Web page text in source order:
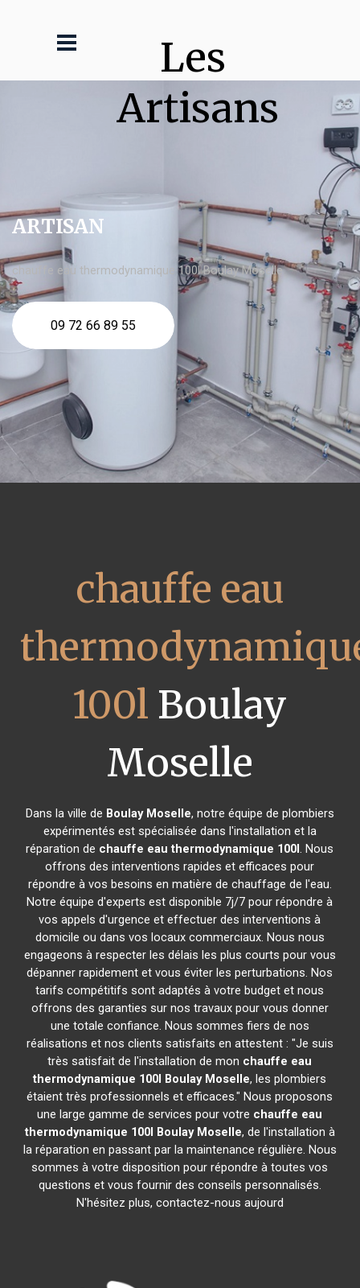
Les
Artisans
ARTISAN
chauffe eau thermodynamique 100l Boulay Moselle
09 72 66 89 55
chauffe eau
100l Boulay
Moselle
Dans la ville de Boulay Moselle, notre équipe de plombiers
expérimentés est spécialisée dans l'installation et la
réparation de chauffe eau thermodynamique 100l. Nous
offrons des interventions rapides et efficaces pour
répondre à vos besoins en matière de chauffage de l'eau.
Notre équipe d'experts est disponible 7j/7 pour répondre à
vos appels d'urgence et effectuer des interventions à
domicile ou dans vos locaux commerciaux. Nous nous
engageons à respecter les délais les plus courts pour vous
dépanner rapidement et vous éviter les perturbations. Nos
tarifs compétitifs sont adaptés à votre budget et nous
offrons des garanties sur nos travaux pour vous donner
une totale confiance. Nous sommes fiers de nos
réalisations et nos clients satisfaits en attestent : "Je suis
très satisfait de l'installation de mon chauffe eau
thermodynamique 100l Boulay Moselle, les plombiers
étaient très professionnels et efficaces." Nous proposons
une large gamme de services pour votre chauffe eau
thermodynamique 100l Boulay Moselle, de l'installation à
la réparation en passant par la maintenance régulière. Nous
sommes à votre disposition pour répondre à toutes vos
questions et vous fournir des conseils personnalisés.
N'hésitez plus, contactez-nous aujourd